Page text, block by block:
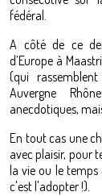
fédéral.
A côté de ce
d’Europe à
(qui
Auvergne
anecdotiques,
En tout cas une
avec plaisir, pour
la vie ou le temps
c'est l'adopter !).